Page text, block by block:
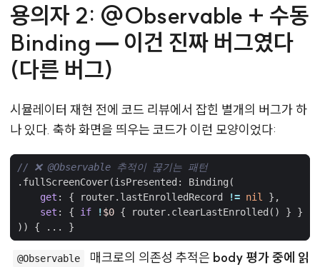
용의자 2: @Observable + 수동
Binding — 이건 진짜 버그였다
(다른 버그)
시뮬레이터 재현 전에 코드 리뷰에서 잡힌 별개의 버그가 하
나 있다. 축하 화면을 띄우는 코드가 이런 모양이었다:
// ❌ @Observable 추적이 끊기는 패턴
. fullScreenCover(isPresented : Binding (
get : { router. lastEnrolledRecord != nil
},
set : { if !$0 { router. clearLastEnrolled () }
}
))
{ ... }
@Observable 매크로의 의존성 추적은 body 평가 중에 읽